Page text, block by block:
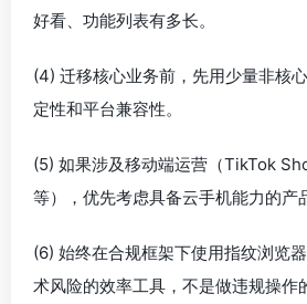
好看、功能列表有多长。
(4) 迁移核心业务前，先用少量非核
定性和平台兼容性。
(5) 如果涉及移动端运营（TikTok
等），优先考虑具备云手机能力的产
(6) 始终在合规框架下使用指纹浏览
术风险的效率工具，不是做违规操作